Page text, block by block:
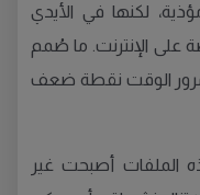
لكنها في الأيدي
على الإنترنت. ما صُمم
مرور الوقت نقطة ضعف
91,3% من هذه الملفات أصبحت غير